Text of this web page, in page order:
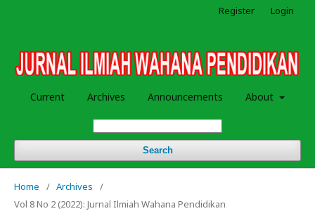
Current Archives Announcements About
Search
Register Login
Home / Archives
/
Vol 8 No 2 (2022): Jurnal Ilmiah Wahana Pendidikan